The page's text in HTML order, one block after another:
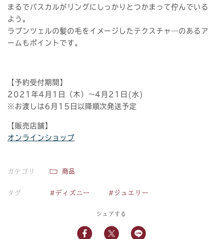
まるでパスカルがリングにしっかりとつかまって佇んでいる
よう。
ラプンツェルの髪の毛をイメージしたテクスチャ―のあるア
ームもポイントです。
【予約受付期間】
2021年4月1日（木）～4月21日(水)
※お渡しは6月15日以降順次発送予定
【販売店舗】
オンラインショップ
カテゴリ 商品
タグ #ディズニー #ジュエリー
シェアする